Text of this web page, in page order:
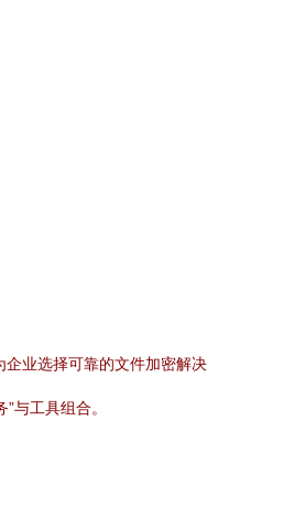
业选择可靠的文件加密解决
与工具组合。